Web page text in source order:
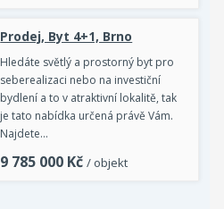
Prodej, Byt 4+1, Brno
Hledáte světlý a prostorný byt pro
seberealizaci nebo na investiční
bydlení a to v atraktivní lokalitě, tak
je tato nabídka určená právě Vám.
Najdete…
9 785 000 Kč / objekt